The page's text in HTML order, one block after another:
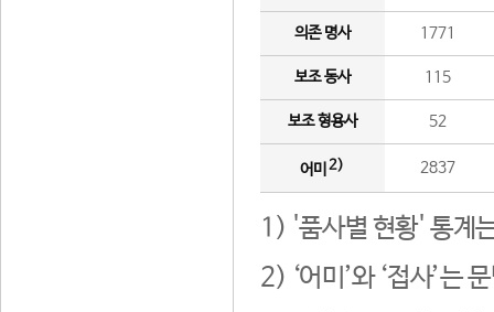
의존 명사 1771
보조 동사 115
보조 형용사 52
어미 2) 2837
1) '품사별 현황' 통계
2) ‘어미’와 ‘접사’는